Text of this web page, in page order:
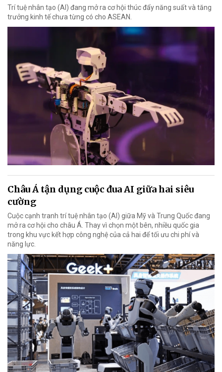
Trí tuệ nhân tạo (AI) đang mở ra cơ hội thúc đẩy năng suất và tăng
trưởng kinh tế chưa từng có cho ASEAN.
Châu Á tận dụng cuộc đua AI giữa hai siêu
cường
Cuộc cạnh tranh trí tuệ nhân tạo (AI) giữa Mỹ và Trung Quốc đang
mở ra cơ hội cho châu Á. Thay vì chọn một bên, nhiều quốc gia
trong khu vực kết hợp công nghệ của cả hai để tối ưu chi phí và
năng lực.